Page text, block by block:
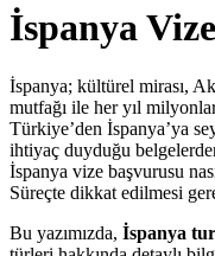
İspanya
İspanya; kültürel mirası,
mutfağı ile her yıl
Türkiye’den İspanya’ya
ihtiyaç duyduğu
İspanya vize başvurusu
Süreçte dikkat edilmesi
Bu yazımızda, İspanya